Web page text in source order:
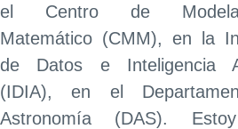
el Centro de
Matemático (CMM), en la
de Datos e Inteligencia
(IDIA), en el
Astronomía (DAS).